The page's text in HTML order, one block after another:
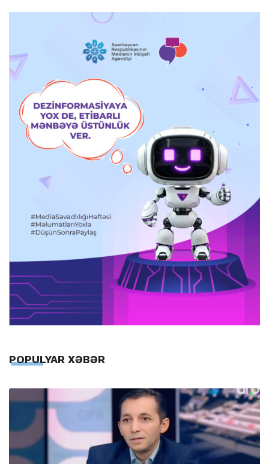
POPULYAR XƏBƏR